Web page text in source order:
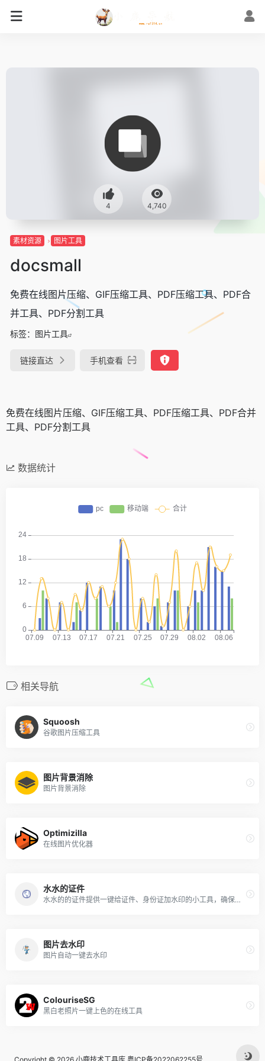
4 4,740
素材资源 图片工具
docsmall
免费在线图片压缩、GIF压缩工具、PDF压缩工具、PDF合
并工具、PDF分割工具
标签： 图片工具
链接直达 手机查看
免费在线图片压缩、GIF压缩工具、PDF压缩工具、PDF合并
工具、PDF分割工具
数据统计
相关导航
Squoosh
谷歌图片压缩工具
图片背景消除
图片背景消除
Optimizilla
在线图片优化器
水水的证件
水水的的证件提供一键给证件、身份证加水印的小工具，确保证件信息安全、不被泄漏
图片去水印
图片自动一键去水印
ColouriseSG
黑白老照片一键上色的在线工具